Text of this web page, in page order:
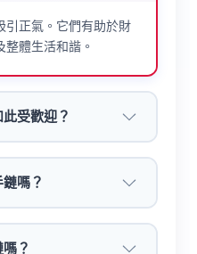
遞心意的媒介
送朋友傳「事
真摯祝福。​
引正氣。它們有助於財
體生活和諧。
受歡迎？
嗎？
？